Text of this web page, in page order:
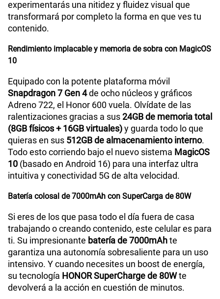
experimentarás una nitidez y fluidez visual que
transformará por completo la forma en que ves tu
contenido.
Rendimiento implacable y memoria de sobra con MagicOS
10
Equipado con la potente plataforma móvil
Snapdragon 7 Gen 4de ocho núcleos y gráficos
Adreno 722, el Honor 600 vuela. Olvídate de las
ralentizaciones gracias a sus24GB de memoria total
(8GB físicos + 16GB virtuales)y guarda todo lo que
quieras en sus 512GB de almacenamiento interno.
Todo esto corriendo bajo el nuevo sistema MagicOS
10 (basado en Android 16) para una interfaz ultra
intuitiva y conectividad 5G de alta velocidad.
Batería colosal de 7000mAh con SuperCarga de 80W
Si eres de los que pasa todo el día fuera de casa
trabajando o creando contenido, este celular es para
ti. Su impresionante batería de 7000mAhte
garantiza una autonomía sobresaliente para un uso
intensivo. Y cuando necesites un boost de energía,
su tecnología HONOR SuperCharge de 80Wte
devolverá a la acción en cuestión de minutos.